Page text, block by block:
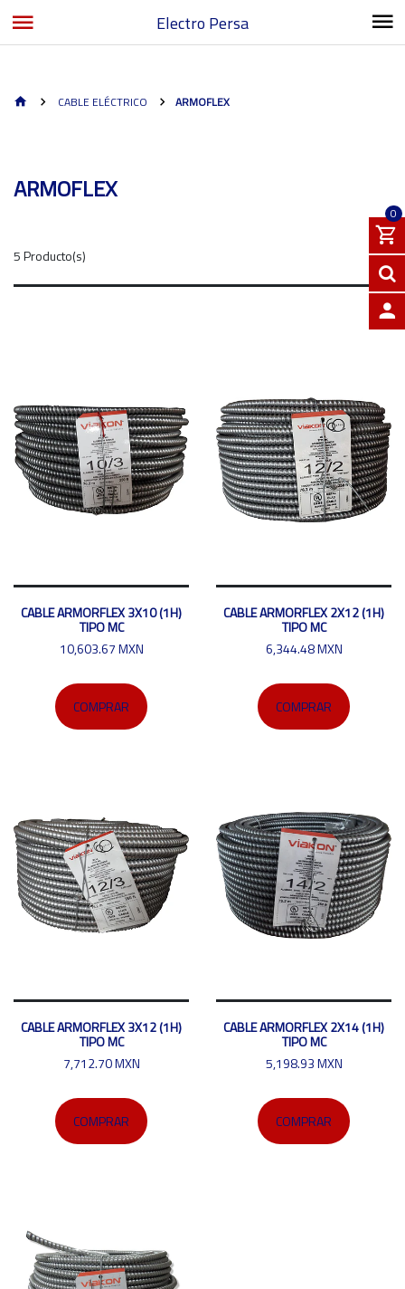
Electro Persa
0
CABLE ELÉCTRICO ARMOFLEX
ARMOFLEX
5 Producto(s)
CABLE ARMORFLEX 3X10 (1H)
TIPO MC
10,603.67 MXN
COMPRAR
CABLE ARMORFLEX 2X12 (1H)
TIPO MC
6,344.48 MXN
COMPRAR
CABLE ARMORFLEX 3X12 (1H)
TIPO MC
7,712.70 MXN
COMPRAR
CABLE ARMORFLEX 2X14 (1H)
TIPO MC
5,198.93 MXN
COMPRAR